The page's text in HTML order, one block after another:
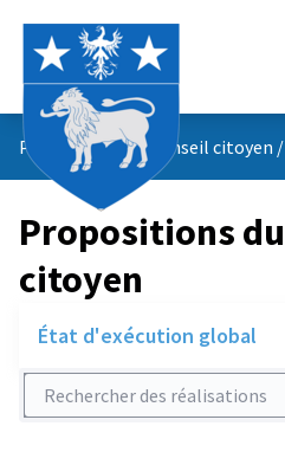
Propositions du conseil citoyen /
Propositions
citoyen
État d'exécution global
Rechercher des réalisations